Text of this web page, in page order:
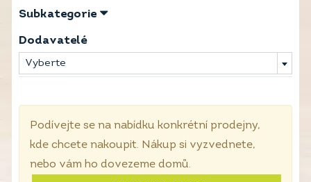
Subkategorie
Dodavatelé
Vyberte
Podívejte se na nabídku konkrétní prodejny,
kde chcete nakoupit. Nákup si vyzvednete,
nebo vám ho dovezeme domů.